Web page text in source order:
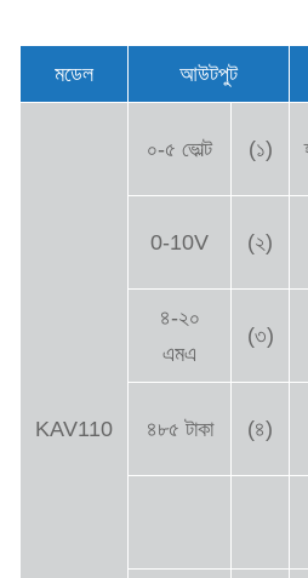
মডেল আউটপুট
KAV110
০-৫ ভোল্ট (১)
0-10V (২)
৪-২০
এমএ
(৩)
৪৮৫ টাকা (৪)